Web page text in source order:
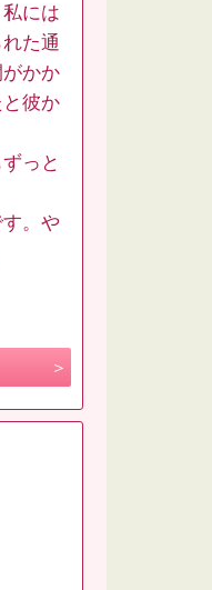
には
た通
かか
彼か
っと
。や